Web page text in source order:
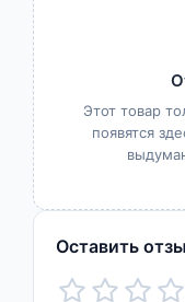
Этот товар
появятся
Оставить